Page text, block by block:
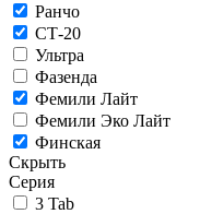
Ранчо
СТ-20
Ультра
Фазенда
Фемили Лайт
Фемили Эко Лайт
Финская
Скрыть
Серия
3 Tab